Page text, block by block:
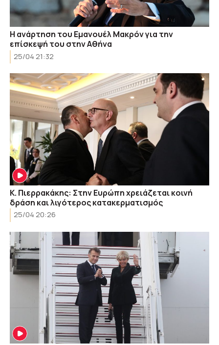
Η ανάρτηση του Εμανουέλ Μακρόν για την
επίσκεψή του στην Αθήνα
25/04 21:32
Κ. Πιερρακάκης: Στην Ευρώπη χρειάζεται κοινή
δράση και λιγότερος κατακερματισμός
25/04 20:26